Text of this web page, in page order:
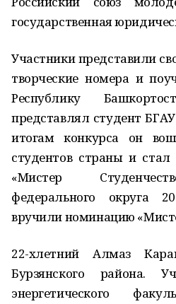
государственная
Участники представили
творческие номера и
Республику
представлял студент
итогам конкурса он
студентов страны и
«Мистер
федерального округа
вручили номинацию
22-хлетний Алмаз
Бурзянского района.
энергетического